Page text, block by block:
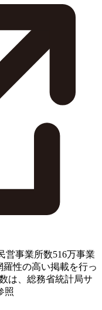
事業所数516万事業
羅性の高い掲載を行っ
は、総務省統計局サ
照